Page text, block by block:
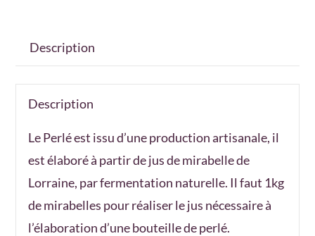
Description
Description
Le Perlé est issu d’une production artisanale, il
est élaboré à partir de jus de mirabelle de
Lorraine, par fermentation naturelle. Il faut 1kg
de mirabelles pour réaliser le jus nécessaire à
l’élaboration d’une bouteille de perlé.